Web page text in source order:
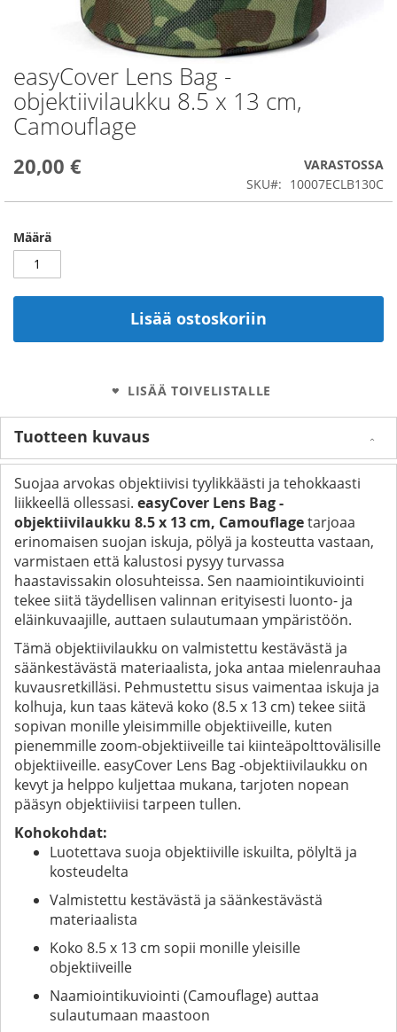
easyCover Lens Bag -
objektiivilaukku 8.5 x 13 cm,
Camouflage
20,00 €
VARASTOSSA
SKU
10007ECLB130C
Määrä
Lisää ostoskoriin
LISÄÄ TOIVELISTALLE
Skip
to
the
beginning
of
images
Tuotteen kuvaus
Suojaa arvokas objektiivisi tyylikkäästi ja tehokkaasti
liikkeellä ollessasi. easyCover Lens Bag -
objektiivilaukku 8.5 x 13 cm, Camouflagetarjoaa
erinomaisen suojan iskuja, pölyä ja kosteutta vastaan,
varmistaen että kalustosi pysyy turvassa
haastavissakin olosuhteissa. Sen naamiointikuviointi
tekee siitä täydellisen valinnan erityisesti luonto- ja
eläinkuvaajille, auttaen sulautumaan ympäristöön.
Tämä objektiivilaukku on valmistettu kestävästä ja
säänkestävästä materiaalista, joka antaa mielenrauhaa
kuvausretkilläsi. Pehmustettu sisus vaimentaa iskuja ja
kolhuja, kun taas kätevä koko (8.5 x 13 cm) tekee siitä
sopivan monille yleisimmille objektiiveille, kuten
pienemmille zoom-objektiiveille tai kiinteäpolttovälisille
objektiiveille. easyCover Lens Bag -objektiivilaukku on
kevyt ja helppo kuljettaa mukana, tarjoten nopean
pääsyn objektiiviisi tarpeen tullen.
Kohokohdat:
Luotettava suoja objektiiville iskuilta, pölyltä ja
kosteudelta
Valmistettu kestävästä ja säänkestävästä
materiaalista
Koko 8.5 x 13 cm sopii monille yleisille
objektiiveille
Naamiointikuviointi (Camouflage) auttaa
sulautumaan maastoon